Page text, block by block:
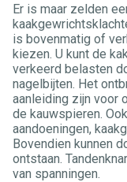
Er is maar zelden
is bovenmatig of
kiezen. U kunt de
verkeerd belasten
nagelbijten. Het
aanleiding zijn voor
de kauwspieren.
aandoeningen,
Bovendien kunnen
ontstaan.
van spanningen.